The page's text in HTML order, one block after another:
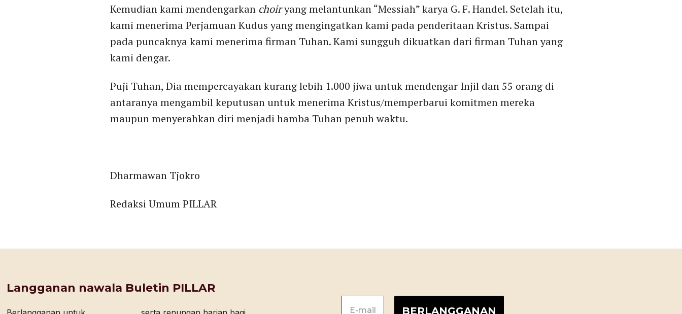
Kemudian kami mendengarkan choiryang melantunkan “Messiah” karya G. F. Handel. Setelah itu,
kami menerima Perjamuan Kudus yang mengingatkan kami pada penderitaan Kristus. Sampai
pada puncaknya kami menerima firman Tuhan. Kami sungguh dikuatkan dari firman Tuhan yang
kami dengar.
Puji Tuhan, Dia mempercayakan kurang lebih 1.000 jiwa untuk mendengar Injil dan 55 orang di
antaranya mengambil keputusan untuk menerima Kristus/memperbarui komitmen mereka
maupun menyerahkan diri menjadi hamba Tuhan penuh waktu.
Dharmawan Tjokro
Redaksi Umum PILLAR
Langganan nawala Buletin PILLAR